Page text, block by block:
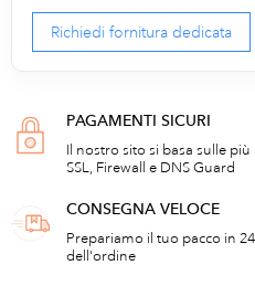
Richiedi fornitura dedicata
PAGAMENTI SICURI
Il nostro sito si basa sulle
SSL, Firewall e DNS Guard
CONSEGNA VELOCE
Prepariamo il tuo pacco in
dell'ordine